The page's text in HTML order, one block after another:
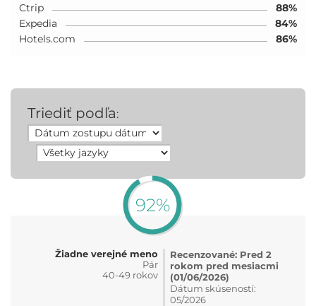
Ctrip
88%
Expedia
84%
Hotels.com
86%
Triediť podľa:
92%
Žiadne verejné meno
Pár
40-49 rokov
Recenzované: Pred 2
rokom pred mesiacmi
(01/06/2026)
Dátum skúseností:
05/2026